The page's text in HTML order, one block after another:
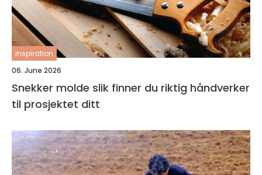
inspiration
06. June 2026
Snekker molde slik finner du riktig håndverker
til prosjektet ditt